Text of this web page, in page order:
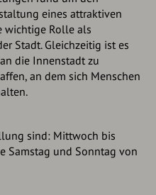
eines attraktiven
wichtige Rolle als
Stadt. Gleichzeitig ist es
die Innenstadt zu
an dem sich Menschen
sind: Mittwoch bis
Samstag und Sonntag von